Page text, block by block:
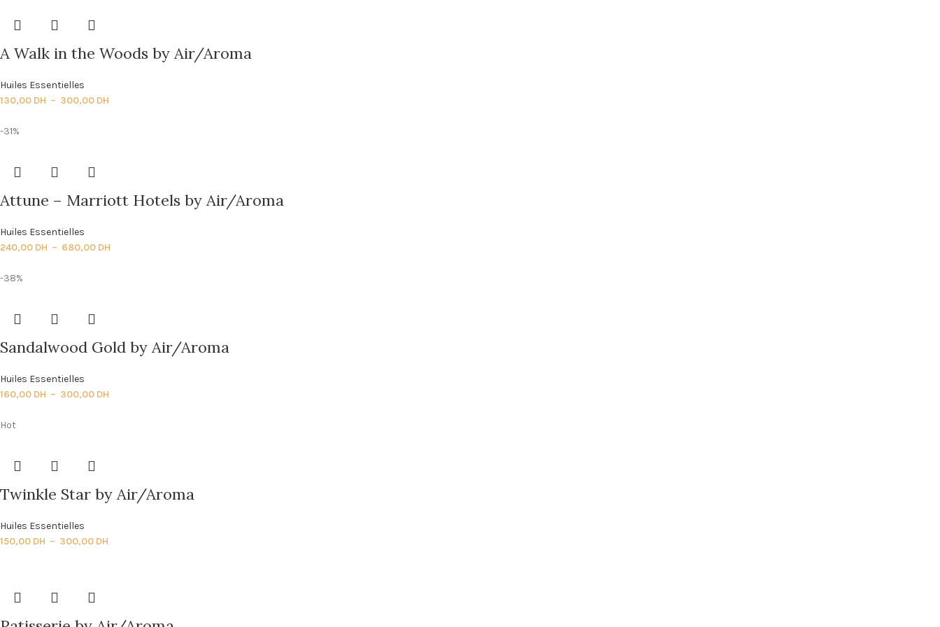
A Walk in the Woods by Air/Aroma
Huiles Essentielles
130,00 DH – 300,00 DH
-31%
Attune – Marriott Hotels by Air/Aroma
Huiles Essentielles
240,00 DH – 680,00 DH
-38%
Sandalwood Gold by Air/Aroma
Huiles Essentielles
160,00 DH – 300,00 DH
Hot
Twinkle Star by Air/Aroma
Huiles Essentielles
150,00 DH – 300,00 DH